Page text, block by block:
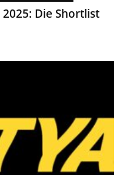
Die Shortlist